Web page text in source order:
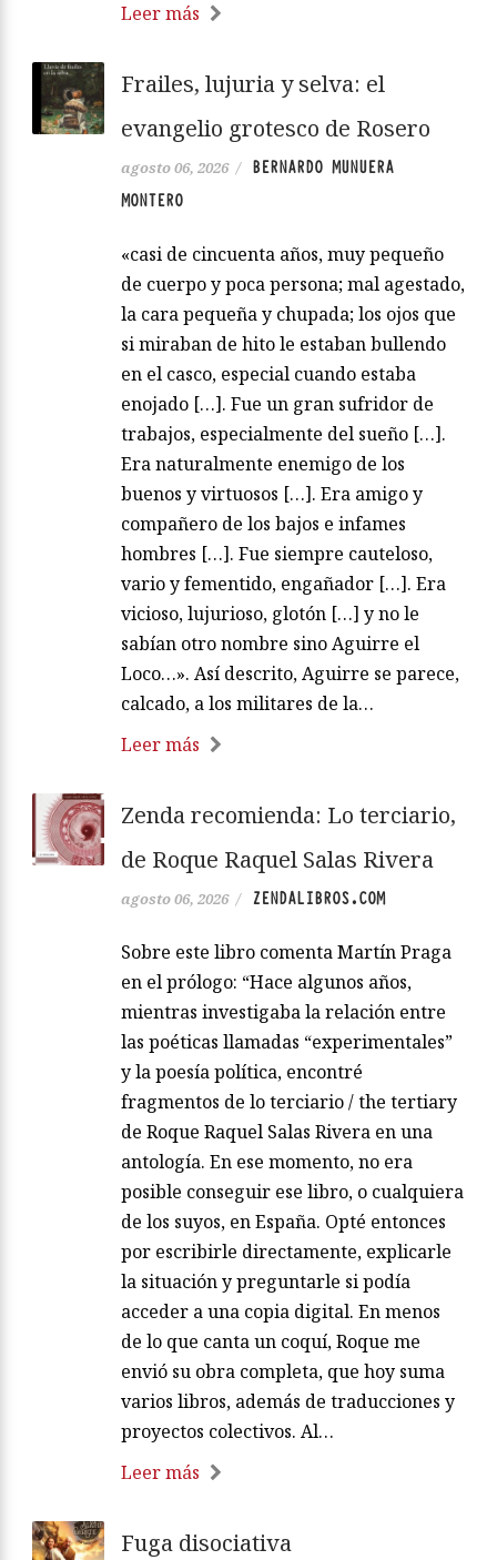
Leer más
Frailes, lujuria y selva: el
evangelio grotesco de Rosero
agosto 06, 2026 /
BERNARDO MUNUERA
MONTERO
«casi de cincuenta años, muy pequeño
de cuerpo y poca persona; mal agestado,
la cara pequeña y chupada; los ojos que
si miraban de hito le estaban bullendo
en el casco, especial cuando estaba
enojado […]. Fue un gran sufridor de
trabajos, especialmente del sueño […].
Era naturalmente enemigo de los
buenos y virtuosos […]. Era amigo y
compañero de los bajos e infames
hombres […]. Fue siempre cauteloso,
vario y fementido, engañador […]. Era
vicioso, lujurioso, glotón […] y no le
sabían otro nombre sino Aguirre el
Loco…». Así descrito, Aguirre se parece,
calcado, a los militares de la…
Leer más
Zenda recomienda: Lo terciario,
de Roque Raquel Salas Rivera
agosto 06, 2026 / ZENDALIBROS.COM
Sobre este libro comenta Martín Praga
en el prólogo: “Hace algunos años,
mientras investigaba la relación entre
las poéticas llamadas “experimentales”
y la poesía política, encontré
fragmentos de lo terciario / the tertiary
de Roque Raquel Salas Rivera en una
antología. En ese momento, no era
posible conseguir ese libro, o cualquiera
de los suyos, en España. Opté entonces
por escribirle directamente, explicarle
la situación y preguntarle si podía
acceder a una copia digital. En menos
de lo que canta un coquí, Roque me
envió su obra completa, que hoy suma
varios libros, además de traducciones y
proyectos colectivos. Al…
Leer más
Fuga disociativa